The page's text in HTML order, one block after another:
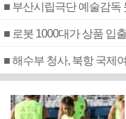
■ 부산시립극단 예술감독
■ 로봇 1000대가 상품 입
■ 해수부 청사, 북항 국제